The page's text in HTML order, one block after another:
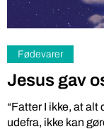
Fødevarer
Jesus gav
“Fatter I ikke, at
udefra, ikke kan